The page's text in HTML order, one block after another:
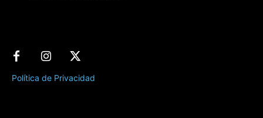
Política de Privacidad